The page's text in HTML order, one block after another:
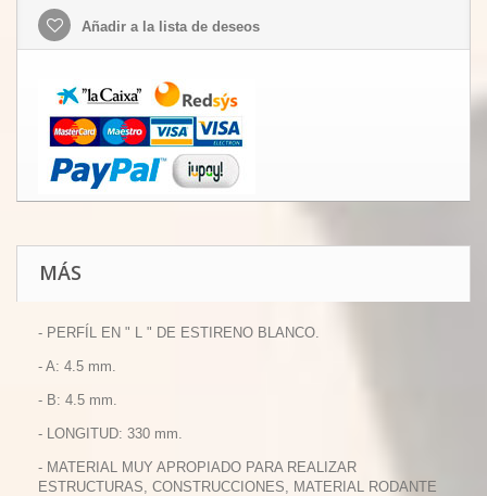
Añadir a la lista de deseos
MÁS
- PERFÍL EN " L " DE ESTIRENO BLANCO.
- A: 4.5 mm.
- B: 4.5 mm.
- LONGITUD: 330 mm.
- MATERIAL MUY APROPIADO PARA REALIZAR
ESTRUCTURAS, CONSTRUCCIONES, MATERIAL RODANTE